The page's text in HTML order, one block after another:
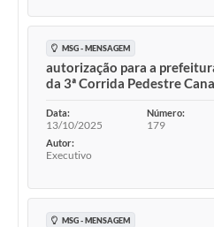
MSG - MENSAGEM
autorização para a
da 3ª Corrida Pedestre
Data:
13/10/2025
Número:
179
Autor:
Executivo
MSG - MENSAGEM